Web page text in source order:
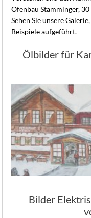
Ofenbau Stamminger,
Sehen Sie unsere
Beispiele aufgeführt.
Ölbilder für
Bilder